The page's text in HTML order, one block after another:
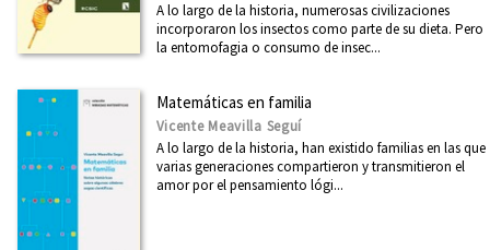
A lo largo de la historia, numerosas civilizaciones
incorporaron los insectos como parte de su dieta. Pero
la entomofagia o consumo de insec...
Matemáticas en familia
Vicente Meavilla Seguí
A lo largo de la historia, han existido familias en las que
varias generaciones compartieron y transmitieron el
amor por el pensamiento lógi...